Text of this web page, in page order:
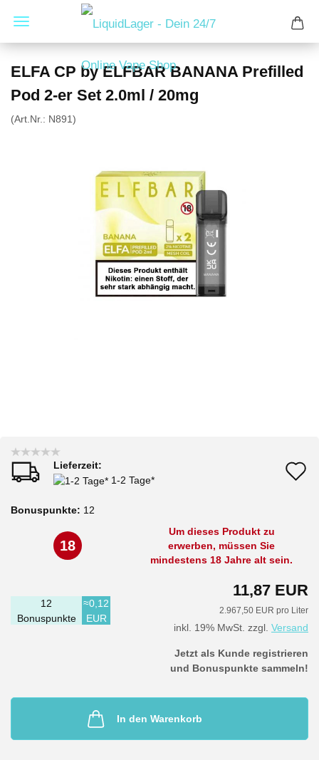
ELFA CP by ELFBAR BANANA Prefilled
Pod 2-er Set 2.0ml / 20mg
(Art.Nr.: N891)
Lieferzeit:
1-2 Tage*
Bonuspunkte: 12
18
Um dieses Produkt zu
erwerben, müssen Sie
mindestens 18 Jahre alt sein.
11,87 EUR
2.967,50 EUR pro Liter
inkl. 19% MwSt. zzgl. Versand
12
Bonuspunkte
≈0,12
EUR
Jetzt als Kunde registrieren
und Bonuspunkte sammeln!
In den Warenkorb